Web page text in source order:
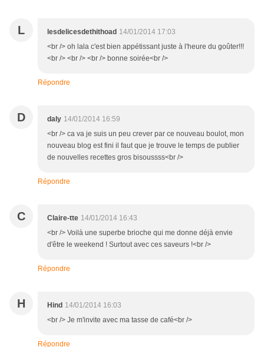
L lesdelicesdethithoad 14/01/2014 17:03
<br /> oh lala c'est bien appétissant juste à l'heure du goûter!!!
<br /> <br /> <br /> bonne soirée<br />
Répondre
D daly 14/01/2014 16:59
<br /> ca va je suis un peu crever par ce nouveau boulot, mon
nouveau blog est fini il faut que je trouve le temps de publier
de nouvelles recettes gros bisoussss<br />
Répondre
C Claire-tte 14/01/2014 16:43
<br /> Voilà une superbe brioche qui me donne déjà envie
d'être le weekend ! Surtout avec ces saveurs !<br />
Répondre
H Hind 14/01/2014 16:03
<br /> Je m'invite avec ma tasse de café<br />
Répondre